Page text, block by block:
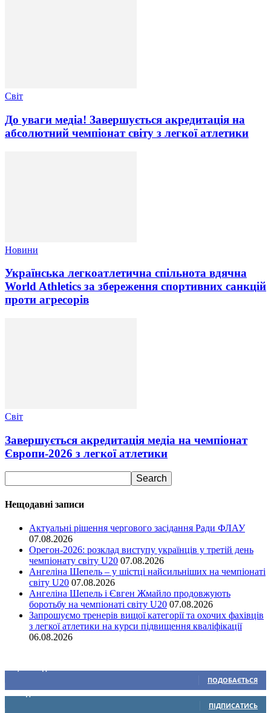
Світ
До уваги медіа! Завершується акредитація на
абсолютний чемпіонат світу з легкої атлетики
Новини
Українська легкоатлетична спільнота вдячна
World Athletics за збереження спортивних санкцій
проти агресорів
Світ
Завершується акредитація медіа на чемпіонат
Європи-2026 з легкої атлетики
Нещодавні записи
Актуальні рішення чергового засідання Ради ФЛАУ
07.08.2026
Орегон-2026: розклад виступу українців у третій день
чемпіонату світу U20 07.08.2026
Ангеліна Шепель – у шістці найсильніших на чемпіонаті
світу U20 07.08.2026
Ангеліна Шепель і Євген Жмайло продовжують
боротьбу на чемпіонаті світу U20 07.08.2026
Запрошуємо тренерів вищої категорії та охочих фахівців
з легкої атлетики на курси підвищення кваліфікації
06.08.2026
ПОДОБАЄТЬСЯ
0 Підписників
ПІДПИСАТИСЬ